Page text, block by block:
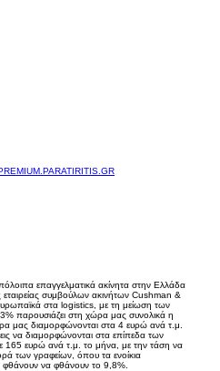
επαγγελματικά ακίνητα στην Ελλάδα
συμβούλων ακινήτων Cushman &
στα logistics, με τη μείωση των
παρουσιάζει στη χώρα μας συνολικά η
μας διαμορφώνονται στα 4 ευρώ ανά τ.μ.
να διαμορφώνονται στα επίπεδα των
165 ευρώ ανά τ.μ. το μήνα, με την τάση να
των γραφείων, όπου τα ενοίκια
φθάνουν να φθάνουν το 9,8%.